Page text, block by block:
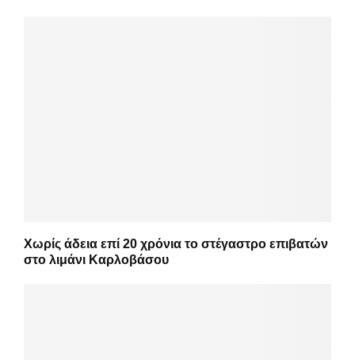
Χωρίς άδεια επί 20 χρόνια το στέγαστρο επιβατών
στο λιμάνι Καρλοβάσου